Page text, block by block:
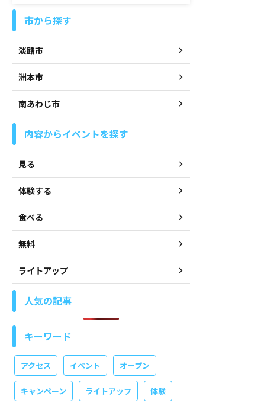
市から探す
淡路市
洲本市
南あわじ市
内容からイベントを探す
見る
体験する
食べる
無料
ライトアップ
人気の記事
キーワード
アクセス イベント オープン
キャンペーン ライトアップ 体験